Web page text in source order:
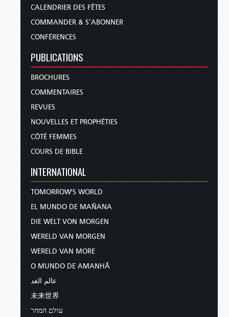
CALENDRIER DES FÊTES
COMMANDER & S’ABONNER
CONFÉRENCES
PUBLICATIONS
BROCHURES
COMMENTAIRES
REVUES
NOUVELLES ET PROPHÉTIES
CÔTÉ FEMMES
COURS DE BIBLE
INTERNATIONAL
TOMORROW'S WORLD
EL MUNDO DE MAÑANA
DIE WELT VON MORGEN
WERELD VAN MORGEN
WERELD VAN MORE
O MUNDO DE AMANHÃ
عالم الغد
未来世界
עולם המחר